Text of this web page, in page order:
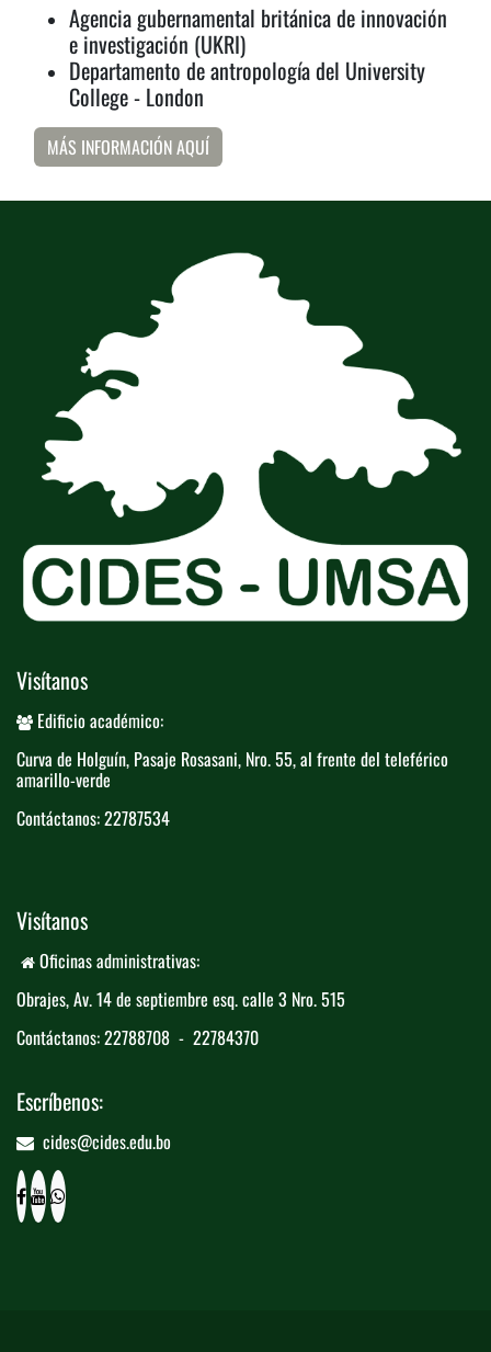
Agencia gubernamental británica de innovación
e investigación (UKRI)
Departamento de antropología del University
College - London
MÁS INFORMACIÓN AQUÍ
Visítanos
Edificio académico:
Curva de Holguín, Pasaje Rosasani, Nro. ​55, al frente del teleférico​
amarillo-verde
Contáctanos: 22787534
Visítanos
Oficinas administrativas:
Obrajes, Av. 14 de septiembre esq. calle 3 ​ ​Nro. 515
Contáctanos: 22788708 - 22784370
Escríbenos:
cides@cides.edu.bo